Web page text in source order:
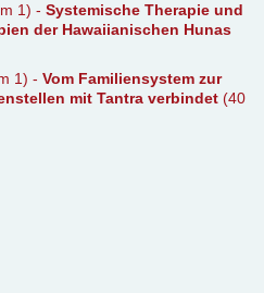
1) - Systemische Therapie und
der Hawaiianischen Hunas
1) - Vom Familiensystem zur
mit Tantra verbindet (40